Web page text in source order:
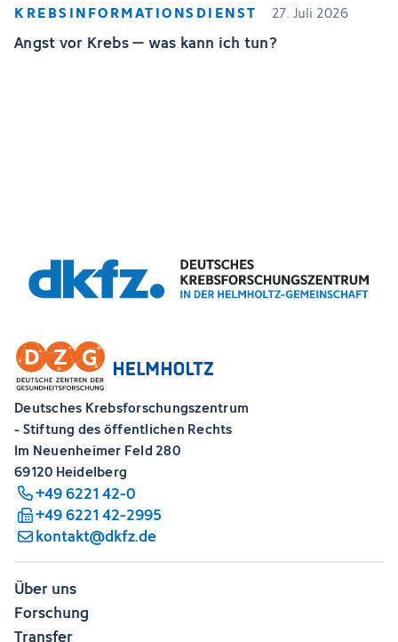
KREBSINFORMATIONSDIENST 27. Juli 2026
Angst vor Krebs – was kann ich tun?
Deutsches Krebsforschungszentrum
- Stiftung des öffentlichen Rechts
Im Neuenheimer Feld 280
69120 Heidelberg
+49 6221 42-0
+49 6221 42-2995
kontakt@dkfz.de
Über uns
Forschung
Transfer